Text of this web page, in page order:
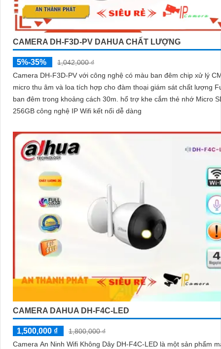
CAMERA DH-F3D-PV DAHUA CHẤT LƯỢNG
5%-35%
1,042,000 ₫
Camera DH-F3D-PV với công nghệ có màu ban đêm chip xử lý
micro thu âm và loa tích hợp cho đàm thoại giám sát chất lượng
ban đêm trong khoảng cách 30m. hổ trợ khe cắm thẻ nhớ Micro SD
256GB công nghệ IP Wifi kết nối dễ dàng
CAMERA DAHUA DH-F4C-LED
1,500,000 ₫
1,800,000 ₫
Camera An Ninh Wifi Không Dây DH-F4C-LED là một sản phẩm